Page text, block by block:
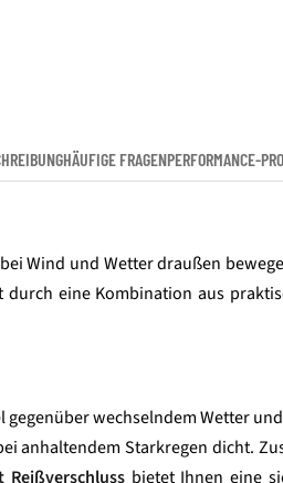
HÄUFIGE FRAGENPERFORMANCE-
Wind und Wetter draußen
eine Kombination aus
gegenüber wechselndem Wetter
anhaltendem Starkregen dicht.
bietet Ihnen eine